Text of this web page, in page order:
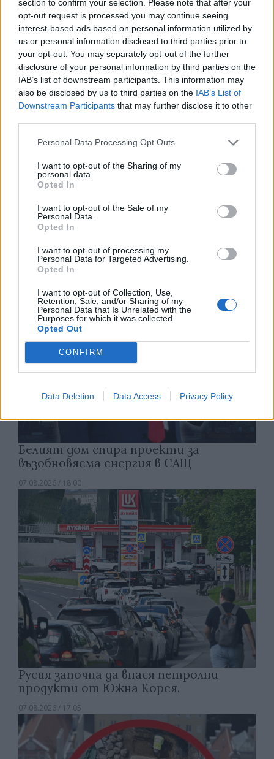
section to confirm your selection. Please note that after your
opt-out request is processed you may continue seeing
interest-based ads based on personal information utilized by
us or personal information disclosed to third parties prior to
your opt-out. You may separately opt-out of the further
disclosure of your personal information by third parties on the
IAB’s list of downstream participants. This information may
also be disclosed by us to third parties on the IAB’s List of
Downstream Participants that may further disclose it to other
Personal Data Processing Opt Outs
I want to opt-out of the Sharing of my
personal data.
Opted In
I want to opt-out of the Sale of my
Personal Data.
Opted In
I want to opt-out of processing my
Personal Data for Targeted Advertising.
Opted In
I want to opt-out of Collection, Use,
Retention, Sale, and/or Sharing of my
Personal Data that Is Unrelated with the
Purposes for which it was collected.
Opted Out
CONFIRM
Data Deletion Data Access Privacy Policy
наеме
09.08.2026 / 18:00
Природен газ от Кипър ще потече към
09.08.2026 / 17:30
Белият дом спира проекти за
възобновяема енергия в САЩ
07.08.2026 / 18:00
Русия започна да внася петролни
продукти от Южна Корея.
07.08.2026 / 17:05